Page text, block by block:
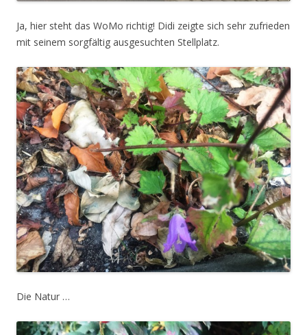
Ja, hier steht das WoMo richtig! Didi zeigte sich sehr zufrieden
mit seinem sorgfältig ausgesuchten Stellplatz.
Die Natur …